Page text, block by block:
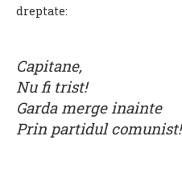
dreptate:
Capitane,
Nu fi trist!
Garda merge inainte
Prin partidul comunist!